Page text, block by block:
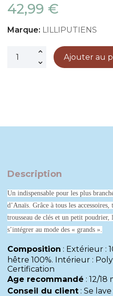
42,99 €
Marque: LILLIPUTIENS
Ajouter au
Description
Un indispensable pour les plus
d’Anaïs. Grâce à tous les
trousseau de clés et un petit
s’intégrer au mode des « grands ».
Composition : Extérieur :
hêtre 100%. Intérieur :
Certification
Age recommandé : 12/18
Conseil du client : Se